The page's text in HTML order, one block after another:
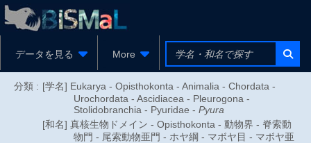
データを見る More
分類 : [学名] Eukarya - Opisthokonta - Animalia - Chordata -
Urochordata - Ascidiacea - Pleurogona -
Stolidobranchia - Pyuridae - Pyura
[和名] 真核生物ドメイン - Opisthokonta - 動物界 - 脊索動
物門 - 尾索動物亜門 - ホヤ綱 - マボヤ目 - マボヤ亜